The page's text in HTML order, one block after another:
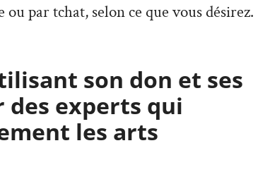
par tchat, selon ce que vous désirez.
son don et ses
des experts qui
les arts